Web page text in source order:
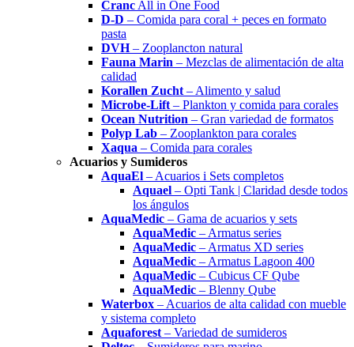
Cranc All in One Food
D-D – Comida para coral + peces en formato
pasta
DVH– Zooplancton natural
Fauna Marin – Mezclas de alimentación de alta
calidad
Korallen Zucht – Alimento y salud
Microbe-Lift – Plankton y comida para corales
Ocean Nutrition – Gran variedad de formatos
Polyp Lab – Zooplankton para corales
Xaqua – Comida para corales
Acuarios y Sumideros
AquaEl – Acuarios i Sets completos
Aquael – Opti Tank | Claridad desde todos
los ángulos
AquaMedic – Gama de acuarios y sets
AquaMedic – Armatus series
AquaMedic – Armatus XD series
AquaMedic – Armatus Lagoon 400
AquaMedic – Cubicus CF Qube
AquaMedic – Blenny Qube
Waterbox – Acuarios de alta calidad con mueble
y sistema completo
Aquaforest – Variedad de sumideros